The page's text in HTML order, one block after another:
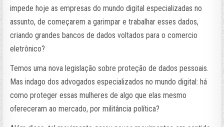
impede hoje as empresas do mundo digital especializadas no
assunto, de começarem a garimpar e trabalhar esses dados,
criando grandes bancos de dados voltados para o comercio
eletrônico?
Temos uma nova legislação sobre proteção de dados pessoais.
Mas indago dos advogados especializados no mundo digital: há
como proteger essas mulheres de algo que elas mesmo
ofereceram ao mercado, por militância política?